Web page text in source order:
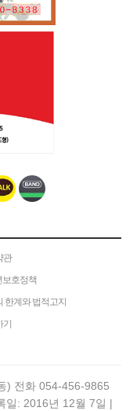
관
보호정책
한계와 법적고지
기
) 전화 054-456-9865
일: 2016년 12월 7일 |